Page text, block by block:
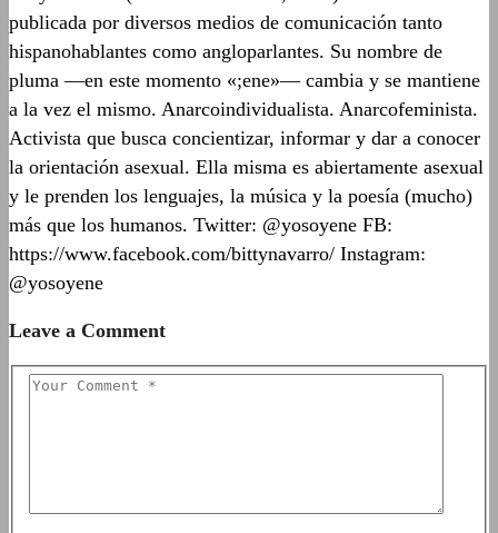
publicada por diversos medios de comunicación tanto
hispanohablantes como angloparlantes. Su nombre de
pluma —en este momento «;ene»— cambia y se mantiene
a la vez el mismo. Anarcoindividualista. Anarcofeminista.
Activista que busca concientizar, informar y dar a conocer
la orientación asexual. Ella misma es abiertamente asexual
y le prenden los lenguajes, la música y la poesía (mucho)
más que los humanos. Twitter: @yosoyene FB:
https://www.facebook.com/bittynavarro/ Instagram:
@yosoyene
Leave a Comment